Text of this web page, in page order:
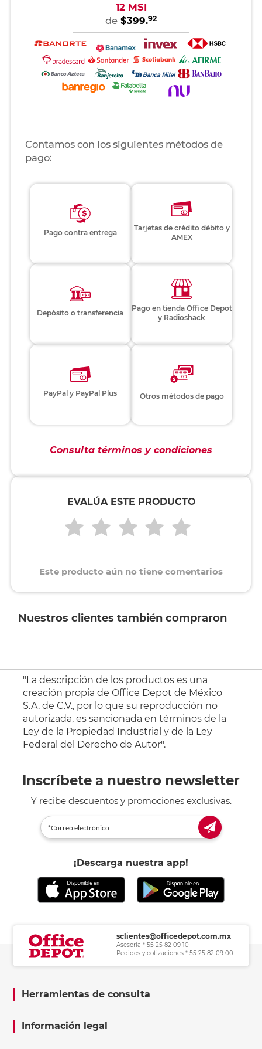
12 MSI
de $399.92
Contamos con los siguientes métodos de
pago:
Pago contra entrega
Tarjetas de crédito débito y
AMEX
Depósito o transferencia
Pago en tienda Office Depot
y Radioshack
PayPal y PayPal Plus Otros métodos de pago
Consulta términos y condiciones
EVALÚA ESTE PRODUCTO
Este producto aún no tiene comentarios
Nuestros clientes también compraron
"La descripción de los productos es una
creación propia de Office Depot de México
S.A. de C.V., por lo que su reproducción no
autorizada, es sancionada en términos de la
Ley de la Propiedad Industrial y de la Ley
Federal del Derecho de Autor".
Inscríbete a nuestro newsletter
Y recibe descuentos y promociones exclusivas.
¡Descarga nuestra app!
sclientes@officedepot.com.mx
Asesoría * 55 25 82 09 10
Pedidos y cotizaciones * 55 25 82 09 00
Herramientas de consulta
Información legal